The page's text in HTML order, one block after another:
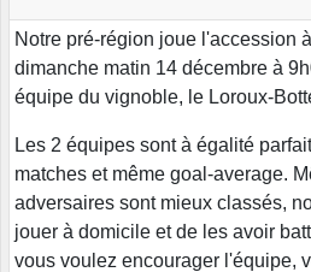
Notre pré-région joue l'accession
dimanche matin 14 décembre à
équipe du vignoble, le Loroux-
Les 2 équipes sont à égalité
matches et même goal-average.
adversaires sont mieux classés,
jouer à domicile et de les avoir
vous voulez encourager l'équipe,